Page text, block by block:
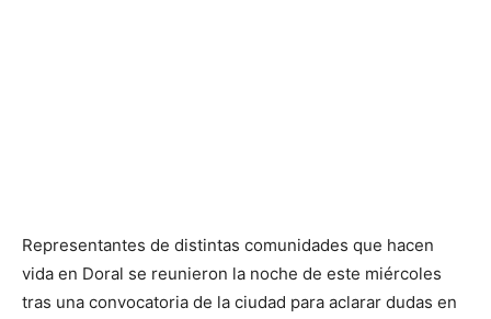
Representantes de distintas comunidades que hacen
vida en Doral se reunieron la noche de este miércoles
tras una convocatoria de la ciudad para aclarar dudas en